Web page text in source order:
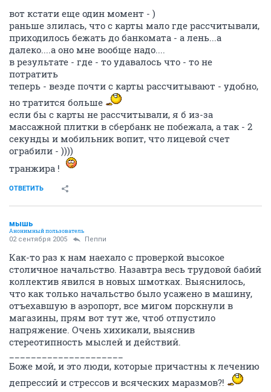
вот кстати еще один момент - )
раньше злилась, что с карты мало где рассчитывали,
приходилось бежать до банкомата - а лень...а
далеко....а оно мне вообще надо....
в результате - где - то удавалось что - то не
потратить
теперь - везде почти с карты рассчитывают - удобно,
но тратится больше
если бы с карты не рассчитывали, я б из-за
массажной плитки в сбербанк не побежала, а так - 2
секунды и мобильник вопит, что лицевой счет
ограбили - ))))
транжира !
ОТВЕТИТЬ
мышь
Анонимный пользователь
02 сентября 2005 Пеппи
Как-то раз к нам наехало с проверкой высокое
столичное начальство. Назавтра весь трудовой бабий
коллектив явился в новых шмотках. Выяснилось,
что как только начальство было усажено в машину,
отъехавшую в аэропорт, все мигом порскнули в
магазины, прям вот тут же, чтоб отпустило
напряжение. Очень хихикали, выяснив
стереотипность мыслей и действий.
Боже мой, и это люди, которые причастны к лечению
депрессий и стрессов и всяческих маразмов?!